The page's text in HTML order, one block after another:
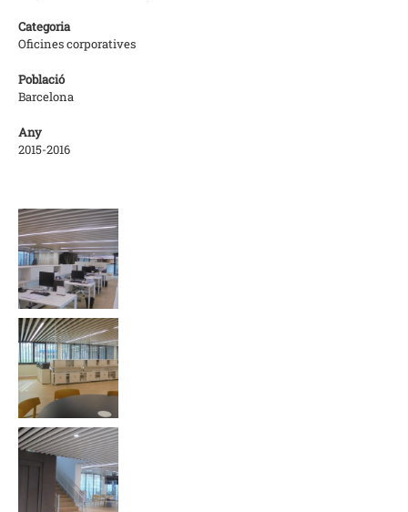
Categoria
Oficines corporatives
Població
Barcelona
Any
2015-2016